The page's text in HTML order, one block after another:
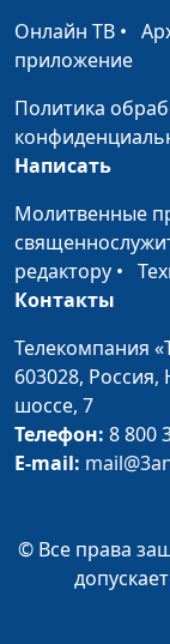
Искушение -
это правда?
Подставь
понимать
Грехопадение
Онлайн ТВ •
приложение
Политика
Написать
Молитвенные
редактору •
Контакты
Телекомпания
603028, Россия,
шоссе, 7
Телефон: 8 800
E-mail:
© Все права